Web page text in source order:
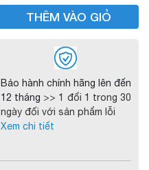
THÊM VÀO GIỎ
Bảo hành chính hãng lên đến
12 tháng >> 1 đổi 1 trong 30
ngày đối với sản phẩm lỗi
Xem chi tiết